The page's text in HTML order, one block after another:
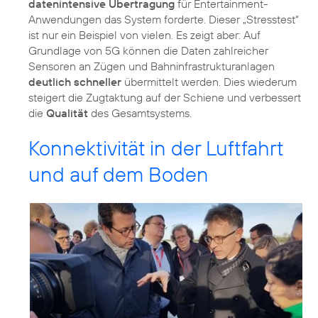
datenintensive Übertragung für Entertainment-
Anwendungen das System forderte. Dieser „Stresstest“
ist nur ein Beispiel von vielen. Es zeigt aber: Auf
Grundlage von 5G können die Daten zahlreicher
Sensoren an Zügen und Bahninfrastrukturanlagen
deutlich schneller übermittelt werden. Dies wiederum
steigert die Zugtaktung auf der Schiene und verbessert
die Qualität des Gesamtsystems.
Konnektivität in der Luftfahrt
und auf dem Boden